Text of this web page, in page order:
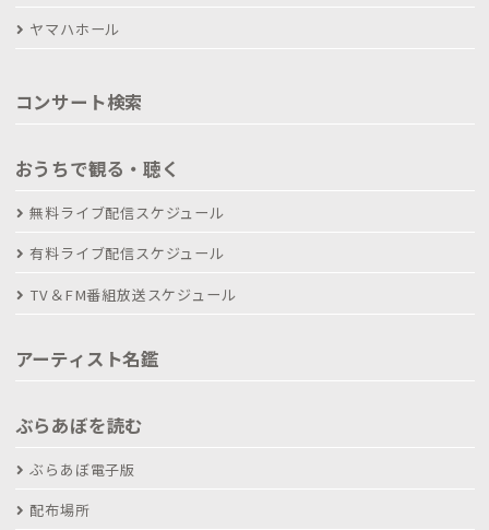
ヤマハホール
コンサート検索
おうちで観る・聴く
無料ライブ配信スケジュール
有料ライブ配信スケジュール
TV＆FM番組放送スケジュール
アーティスト名鑑
ぶらあぼを読む
ぶらあぼ電子版
配布場所